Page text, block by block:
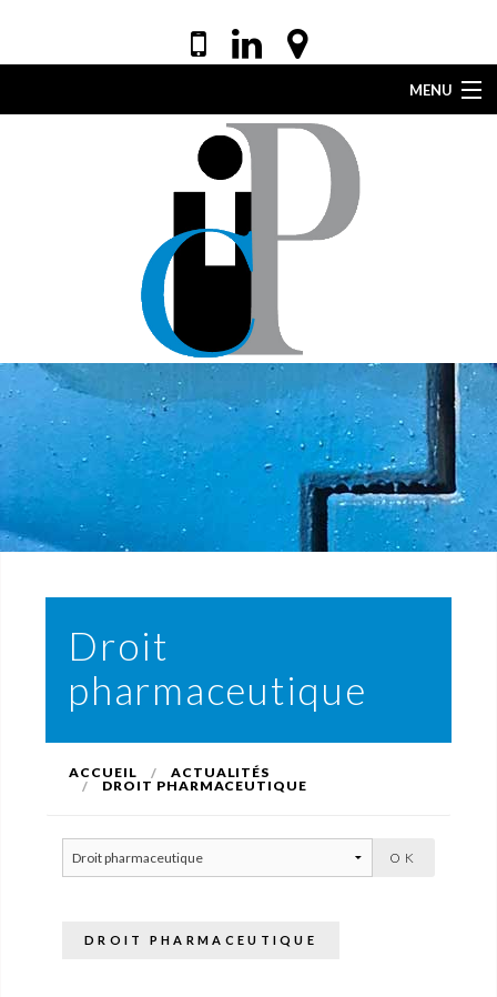
MENU
DROIT DE LA SANTÉ
Droit
pharmaceutique
ACCUEIL
ACTUALITÉS
DROIT PHARMACEUTIQUE
DROIT PHARMACEUTIQUE